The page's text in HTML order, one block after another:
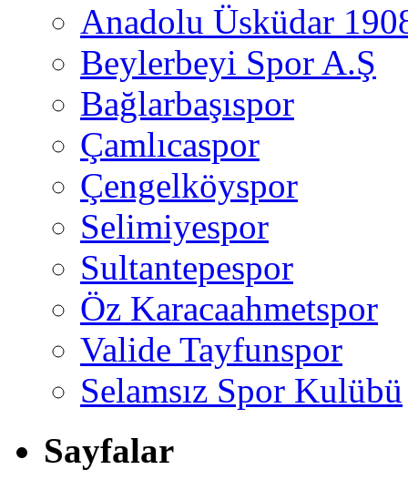
Anadolu Üsküdar
Beylerbeyi Spor A.Ş
Bağlarbaşıspor
Çamlıcaspor
Çengelköyspor
Selimiyespor
Sultantepespor
Öz Karacaahmetspor
Valide Tayfunspor
Selamsız Spor Kulübü
Sayfalar